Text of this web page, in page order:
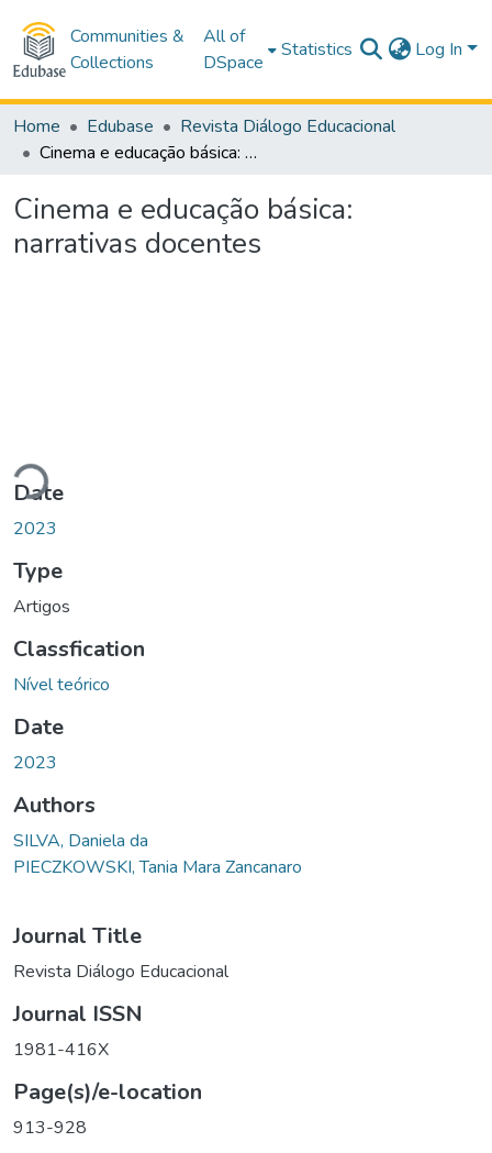
Communities &
Collections
All of
DSpace
Statistics Log In
Home Edubase
Revista Diálogo Educacional
Cinema e educação básica: narrativas docentes
Cinema e educação básica:
narrativas docentes
Loading...
Date
2023
Type
Artigos
Classfication
Nível teórico
Date
2023
Authors
SILVA, Daniela da
PIECZKOWSKI, Tania Mara Zancanaro
Journal Title
Revista Diálogo Educacional
Journal ISSN
1981-416X
Page(s)/e-location
913-928